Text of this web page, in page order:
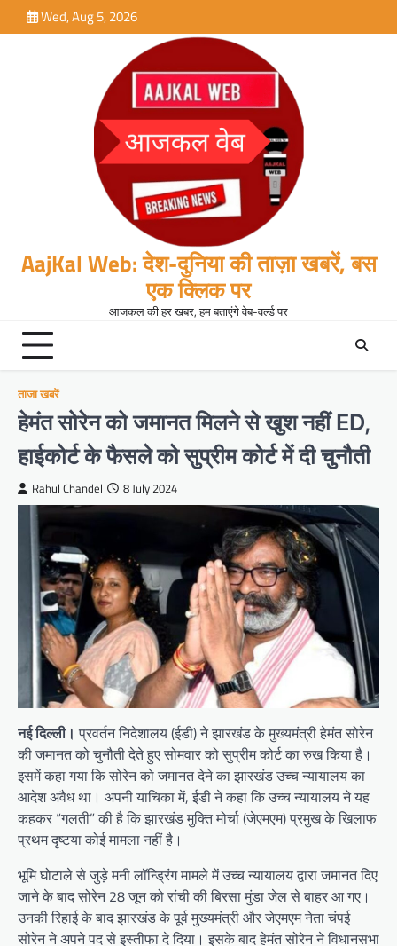
to
Wed, Aug 5, 2026
AajKal Web: देश-दुनिया की ताज़ा खबरें, बस
एक क्लिक पर
आजकल की हर खबर, हम बताएंगे वेब-वर्ल्ड पर
ताजा खबरें
हेमंत सोरेन को जमानत मिलने से खुश नहीं ED,
हाईकोर्ट के फैसले को सुप्रीम कोर्ट में दी चुनौती
Rahul Chandel 8 July 2024
नई दिल्ली। प्रवर्तन निदेशालय (ईडी) ने झारखंड के मुख्यमंत्री हेमंत सोरेन
की जमानत को चुनौती देते हुए सोमवार को सुप्रीम कोर्ट का रुख किया है।
इसमें कहा गया कि सोरेन को जमानत देने का झारखंड उच्च न्यायालय का
आदेश अवैध था। अपनी याचिका में, ईडी ने कहा कि उच्च न्यायालय ने यह
कहकर “गलती” की है कि झारखंड मुक्ति मोर्चा (जेएमएम) प्रमुख के खिलाफ
प्रथम दृष्टया कोई मामला नहीं है।
भूमि घोटाले से जुड़े मनी लॉन्ड्रिंग मामले में उच्च न्यायालय द्वारा जमानत दिए
जाने के बाद सोरेन 28 जून को रांची की बिरसा मुंडा जेल से बाहर आ गए।
उनकी रिहाई के बाद झारखंड के पूर्व मुख्यमंत्री और जेएमएम नेता चंपई
सोरेन ने अपने पद से इस्तीफा दे दिया। इसके बाद हेमंत सोरेन ने विधानसभा